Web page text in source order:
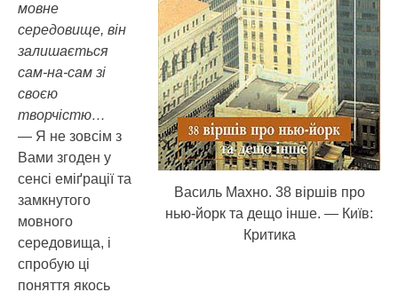
Василь Махно. 38 віршів про
нью-йорк та дещо інше. — Київ:
Критика
мовне
середовище, він
залишається
сам-на-сам зі
своєю
творчістю…
— Я не зовсім з
Вами згоден у
сенсі еміґрації та
замкнутого
мовного
середовища, і
спробую ці
поняття якось